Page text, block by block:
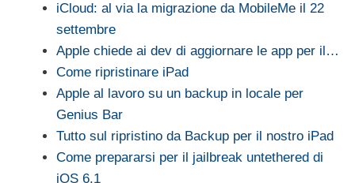
iCloud: al via la migrazione da MobileMe il 22
settembre
Apple chiede ai dev di aggiornare le app per il…
Come ripristinare iPad
Apple al lavoro su un backup in locale per
Genius Bar
Tutto sul ripristino da Backup per il nostro iPad
Come prepararsi per il jailbreak untethered di
iOS 6.1